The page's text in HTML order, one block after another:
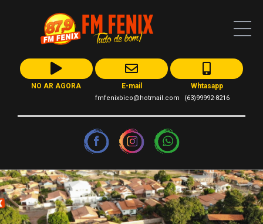
NO AR AGORA E-mail
fmfenixbico@hotmail.com
Whtasapp
(63)99992-8216